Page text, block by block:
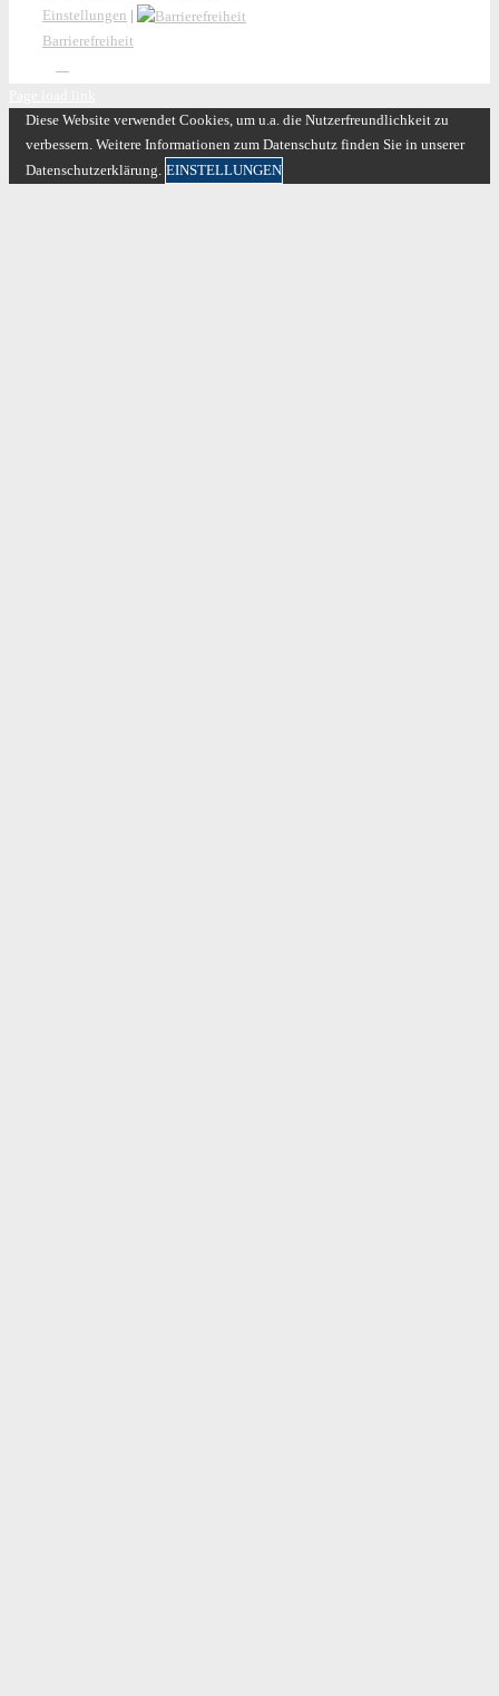
Einstellungen |
Barrierefreiheit
Diese Website verwendet Cookies, um u.a. die Nutzerfreundlichkeit zu
verbessern. Weitere Informationen zum Datenschutz finden Sie in unserer
Datenschutzerklärung. EINSTELLUNGEN